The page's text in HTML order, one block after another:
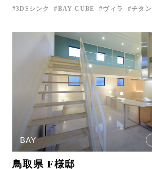
3DSシンク BAY CUBE ヴィラ チタン
BAY
鳥取県 F様邸